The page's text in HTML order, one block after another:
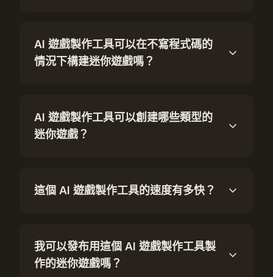
AI 遊戲製作工具可以在不寫程式碼的
情況下構建迷你遊戲嗎？
AI 遊戲製作工具可以創建哪些類型的
迷你遊戲？
這個 AI 遊戲製作工具的速度有多快？
我可以發布用這個 AI 遊戲製作工具製
作的迷你遊戲嗎？